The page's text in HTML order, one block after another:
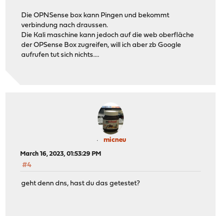
Die OPNSense box kann Pingen und bekommt
verbindung nach draussen.
Die Kali maschine kann jedoch auf die web oberfläche
der OPSense Box zugreifen, will ich aber zb Google
aufrufen tut sich nichts....
micneu
March 16, 2023, 01:53:29 PM
#4
geht denn dns, hast du das getestet?